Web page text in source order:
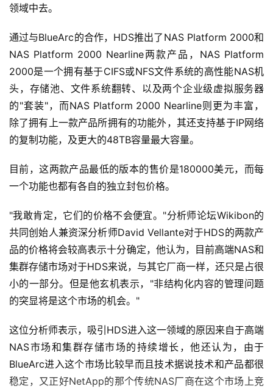
领域中去。
通过与BlueArc的合作，HDS推出了NAS Platform 2000和
NAS Platform 2000 Nearline两款产品，NAS Platform
2000是一个拥有基于CIFS或NFS文件系统的高性能NAS机
头，存储池、文件系统翻转、以及两个企业级虚拟服务器
的"套装"，而NAS Platform 2000 Nearline则更为丰富，
除了拥有上一款产品所拥有的功能外，其还支持基于IP网络
的复制功能，及更大的48TB容量最大容量。
目前，这两款产品最低的版本的售价是180000美元，而每
一个功能也都有各自的独立封包价格。
"我敢肯定，它们的价格不会便宜。"分析师论坛Wikibon的
共同创始人兼资深分析师David Vellante对于HDS的两款产
品的价格将会较高表示十分确定，他认为，目前高端NAS和
集群存储市场对于HDS来说，与其它厂商一样，还只是占很
小的一部分。但是他玄机表示，"非结构化内容的管理问题
的突显将是这个市场的机会。"
这位分析师表示，吸引HDS进入这一领域的原因来自于高端
NAS市场和集群存储市场的持续增长，他还认为，由于
BlueArc进入这个市场比较早而且技术据说技术和产品都很
稳定，又正好NetApp的那个传统NAS厂商在这个市场上竞